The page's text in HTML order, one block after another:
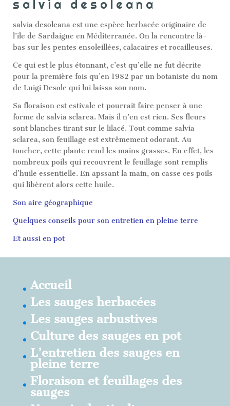
salvia desoleana
salvia desoleana est une espèce herbacée originaire de
l’ile de Sardaigne en Méditerranée. On la rencontre là-
bas sur les pentes ensoleillées, calacaires et rocailleuses.
Ce qui est le plus étonnant, c’est qu’elle ne fut décrite
pour la première fois qu’en 1982 par un botaniste du nom
de Luigi Desole qui lui laissa son nom.
Sa floraison est estivale et pourrait faire penser à une
forme de salvia sclarea. Mais il n’en est rien. Ses fleurs
sont blanches tirant sur le lilacé. Tout comme salvia
sclarea, son feuillage est extrêmement odorant. Au
toucher, cette plante rend les mains grasses. En effet, les
nombreux poils qui recouvrent le feuillage sont remplis
d’huile essentielle. En apssant la main, on casse ces poils
qui libèrent alors cette huile.
Son aire géographique
Quelques conseils pour son entretien en pleine terre
Et aussi en pot
Accueil
Les sauges herbacées
Les sauges arbustives
Culture des sauges en pot
L’entretien des sauges en
pleine terre
Floraison et feuillages des
sauges